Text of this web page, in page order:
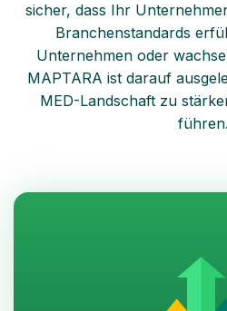
sicher, dass Ihr
Branchenstandards
Unternehmen oder
MAPTARA ist darauf
MED-Landschaft zu
führen.